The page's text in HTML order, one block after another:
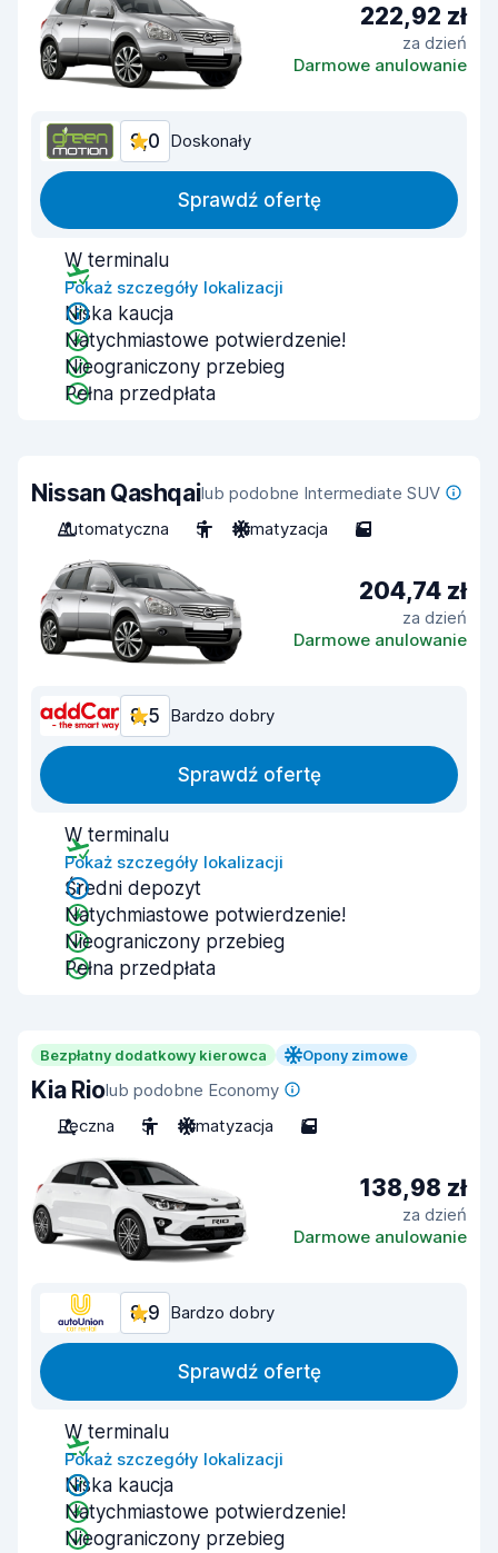
222,92 zł
za dzień
Darmowe anulowanie
9,0 Doskonały
Sprawdź ofertę
W terminalu
Pokaż szczegóły lokalizacji
Niska kaucja
Natychmiastowe potwierdzenie!
Nieograniczony przebieg
Pełna przedpłata
Nissan Qashqailub podobne Intermediate SUV
Automatyczna
5 Klimatyzacja 5
204,74 zł
za dzień
Darmowe anulowanie
8,5 Bardzo dobry
Sprawdź ofertę
W terminalu
Pokaż szczegóły lokalizacji
Średni depozyt
Natychmiastowe potwierdzenie!
Nieograniczony przebieg
Pełna przedpłata
Bezpłatny dodatkowy kierowca Opony zimowe
Kia Riolub podobne Economy
Ręczna
5 Klimatyzacja 5
138,98 zł
za dzień
Darmowe anulowanie
8,9 Bardzo dobry
Sprawdź ofertę
W terminalu
Pokaż szczegóły lokalizacji
Niska kaucja
Natychmiastowe potwierdzenie!
Nieograniczony przebieg